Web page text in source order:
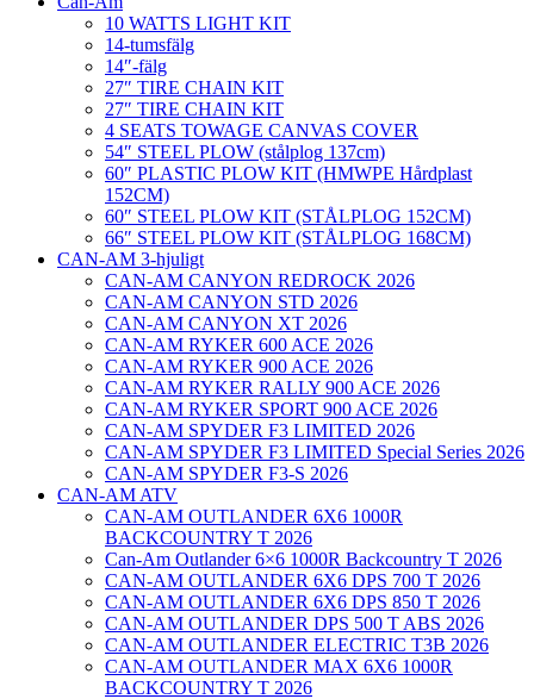
10 WATTS LIGHT KIT
14-tumsfälg
14″-fälg
27″ TIRE CHAIN KIT
27″ TIRE CHAIN KIT
4 SEATS TOWAGE CANVAS COVER
54″ STEEL PLOW (stålplog 137cm)
60″ PLASTIC PLOW KIT (HMWPE Hårdplast
152CM)
60″ STEEL PLOW KIT (STÅLPLOG 152CM)
66″ STEEL PLOW KIT (STÅLPLOG 168CM)
CAN-AM 3-hjuligt
CAN-AM CANYON REDROCK 2026
CAN-AM CANYON STD 2026
CAN-AM CANYON XT 2026
CAN-AM RYKER 600 ACE 2026
CAN-AM RYKER 900 ACE 2026
CAN-AM RYKER RALLY 900 ACE 2026
CAN-AM RYKER SPORT 900 ACE 2026
CAN-AM SPYDER F3 LIMITED 2026
CAN-AM SPYDER F3 LIMITED Special Series 2026
CAN-AM SPYDER F3-S 2026
CAN-AM ATV
CAN-AM OUTLANDER 6X6 1000R
BACKCOUNTRY T 2026
Can-Am Outlander 6×6 1000R Backcountry T 2026
CAN-AM OUTLANDER 6X6 DPS 700 T 2026
CAN-AM OUTLANDER 6X6 DPS 850 T 2026
CAN-AM OUTLANDER DPS 500 T ABS 2026
CAN-AM OUTLANDER ELECTRIC T3B 2026
CAN-AM OUTLANDER MAX 6X6 1000R
BACKCOUNTRY T 2026